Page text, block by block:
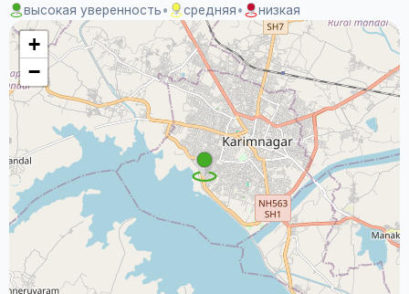
высокая уверенность• средняя• низкая
+
−